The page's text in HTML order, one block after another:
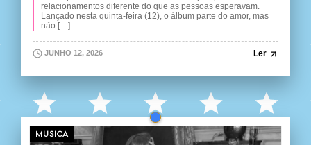
relacionamentos diferente do que as pessoas esperavam.
Lançado nesta quinta-feira (12), o álbum parte do amor, mas
não […]
JUNHO 12, 2026 Ler
MUSICA